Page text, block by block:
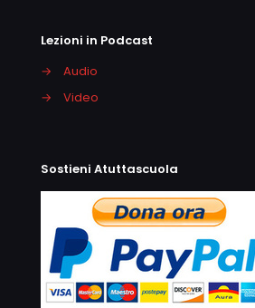
Lezioni in Podcast
→
Audio
→
Video
Sostieni Atuttascuola